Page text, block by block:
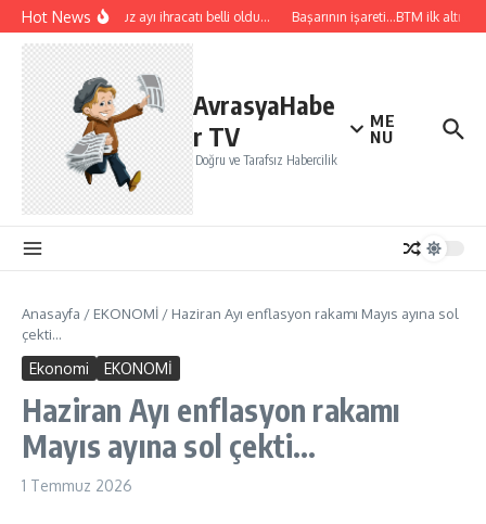
İçeriğe atla
Hot NewsTemmuz ayı ihracatı belli oldu… Başarının işareti…BTM ilk altı
AvrasyaHabe
r TV
Doğru ve Tarafsız Habercilik
ME
NU
Anasayfa / EKONOMİ / Haziran Ayı enflasyon rakamı Mayıs ayına sol
çekti…
Ekonomi EKONOMİ
Haziran Ayı enflasyon rakamı
Mayıs ayına sol çekti…
1 Temmuz 2026